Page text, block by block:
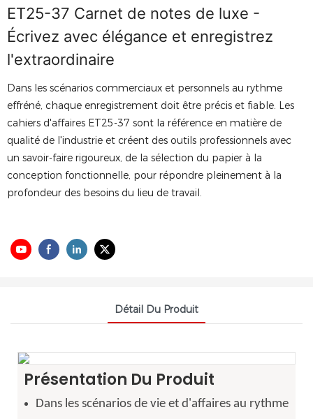
ET25-37 Carnet de notes de luxe -
Écrivez avec élégance et enregistrez
l'extraordinaire
Dans les scénarios commerciaux et personnels au rythme
effréné, chaque enregistrement doit être précis et fiable. Les
cahiers d'affaires ET25-37 sont la référence en matière de
qualité de l'industrie et créent des outils professionnels avec
un savoir-faire rigoureux, de la sélection du papier à la
conception fonctionnelle, pour répondre pleinement à la
profondeur des besoins du lieu de travail.
Détail Du Produit
Présentation Du Produit
Dans les scénarios de vie et d'affaires au rythme